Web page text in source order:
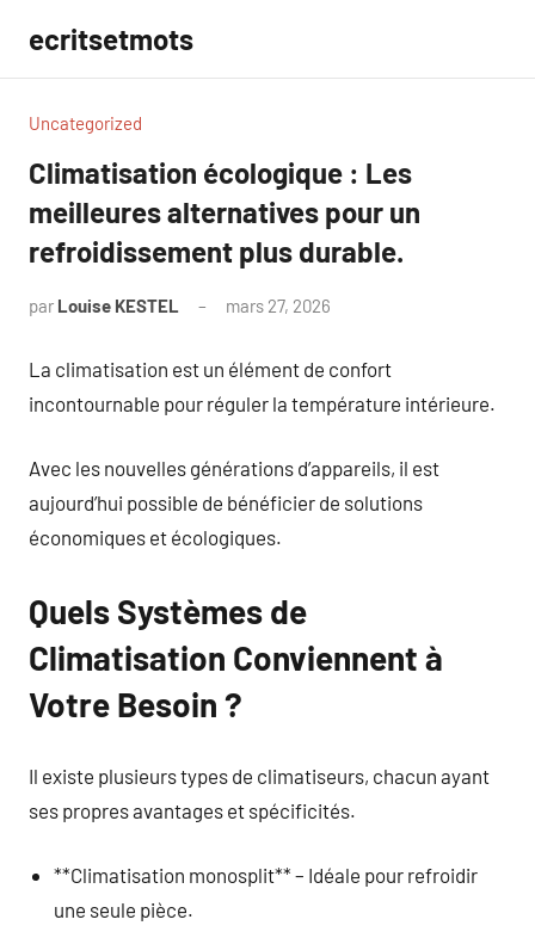
contenu
ecritsetmots
Uncategorized
Climatisation écologique : Les
meilleures alternatives pour un
refroidissement plus durable.
par Louise KESTEL mars 27, 2026
La climatisation est un élément de confort
incontournable pour réguler la température intérieure.
Avec les nouvelles générations d’appareils, il est
aujourd’hui possible de bénéficier de solutions
économiques et écologiques.
Quels Systèmes de
Climatisation Conviennent à
Votre Besoin ?
Il existe plusieurs types de climatiseurs, chacun ayant
ses propres avantages et spécificités.
**Climatisation monosplit** – Idéale pour refroidir
une seule pièce.